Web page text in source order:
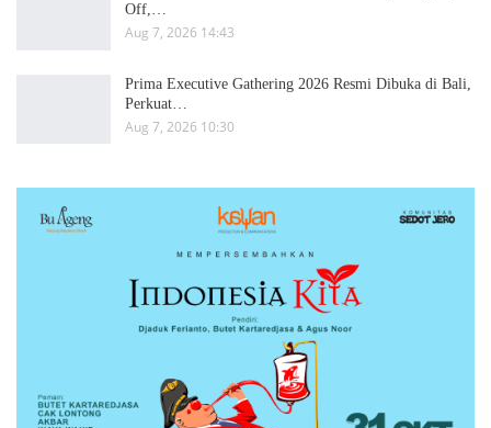
Off,…
Aug 7, 2026 14:43
Prima Executive Gathering 2026 Resmi Dibuka di Bali,
Perkuat…
Aug 7, 2026 10:30